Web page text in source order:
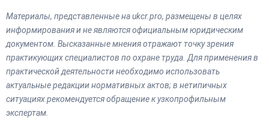
Материалы, представленные на ukcr.pro, размещены в целях
информирования и не являются официальным юридическим
документом. Высказанные мнения отражают точку зрения
практикующих специалистов по охране труда. Для применения в
практической деятельности необходимо использовать
актуальные редакции нормативных актов; в нетипичных
ситуациях рекомендуется обращение к узкопрофильным
экспертам.